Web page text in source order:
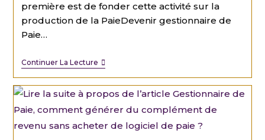
première est de fonder cette activité sur la
production de la PaieDevenir gestionnaire de
Paie…
Continuer La Lecture